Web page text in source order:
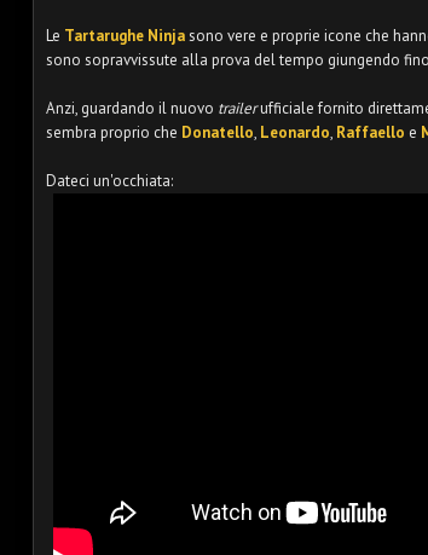
Le Tartarughe Ninjasono vere e proprie icone che
sono sopravvissute alla prova del tempo giungendo
Anzi, guardando il nuovo trailerufficiale fornito
sembra proprio che Donatello, Leonardo, Raffaello e
Dateci un'occhiata: